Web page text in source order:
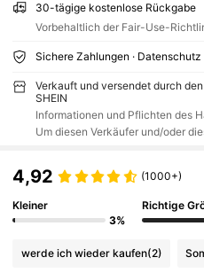
30-tägige kostenlose Rückgabe
Vorbehaltlich der Fair-Use-
Sichere Zahlungen · Datenschutz
Verkauft und versendet durch
SHEIN
Informationen und Pflichten des
Um diesen Verkäufer und/oder
4,92 (1000+)
Kleiner
3%
Richtige
werde ich wieder kaufen(2)